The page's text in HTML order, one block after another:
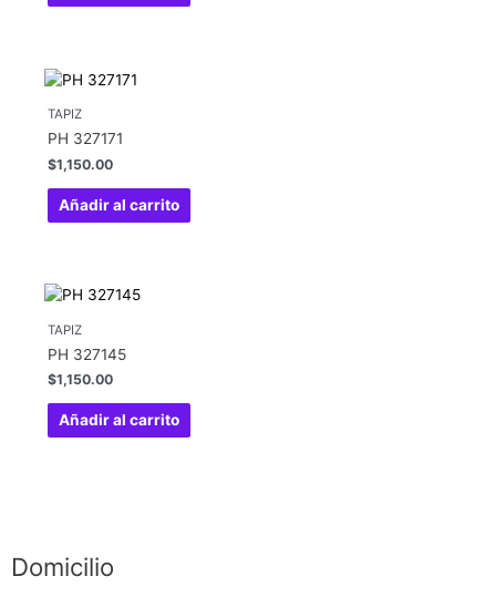
TAPIZ
PH 327171
$1,150.00
Añadir al carrito
TAPIZ
PH 327145
$1,150.00
Añadir al carrito
Domicilio